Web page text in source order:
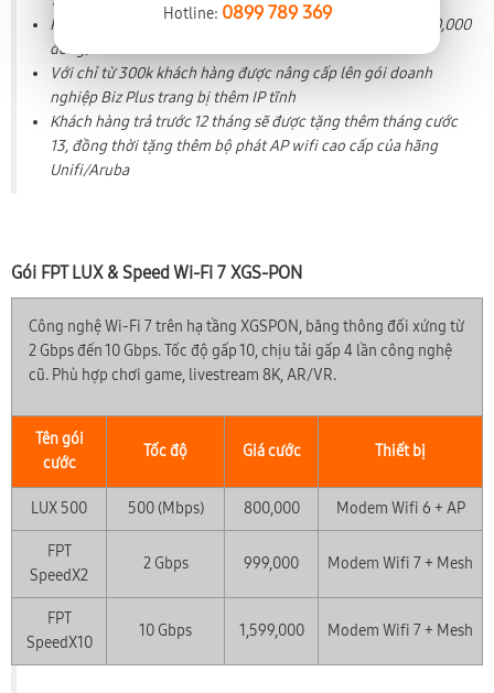
Phí hòa mạng trả trước: 700,000 đồng (riêng S300 Biz 500,000
đồng)
Với chỉ từ 300k khách hàng được nâng cấp lên gói doanh
nghiệp Biz Plus trang bị thêm IP tĩnh
Khách hàng trả trước 12 tháng sẽ được tặng thêm tháng cước
13, đồng thời tặng thêm bộ phát AP wifi cao cấp của hãng
Unifi/Aruba
Gói FPT LUX & Speed Wi-Fi 7 XGS-PON
Công nghệ Wi-Fi 7 trên hạ tầng XGSPON, băng thông đối xứng từ
2 Gbps đến 10 Gbps. Tốc độ gấp 10, chịu tải gấp 4 lần công nghệ
cũ. Phù hợp chơi game, livestream 8K, AR/VR.
Tên gói
cước
Tốc độ Giá cước Thiết bị
LUX 500 500 (Mbps) 800,000 Modem Wifi 6 + AP
FPT
SpeedX2
2 Gbps 999,000 Modem Wifi 7 + Mesh
FPT
SpeedX10
10 Gbps 1,599,000 Modem Wifi 7 + Mesh
Hotline: 0899 789 369